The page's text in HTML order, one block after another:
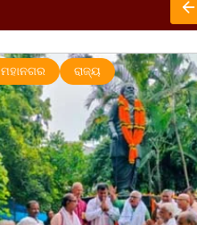
UNCATEGORIZED ମହାନଗର